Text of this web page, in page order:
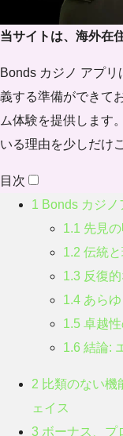
当サイトは、海外在
Bonds カジノ アプ
義する準備ができて
ム体験を提供します
いる理由を少しだけ
目次
1 Bonds カジ
1.1 先見
1.2 伝統
1.3 反復
1.4 あら
1.5 卓越
1.6 結論:
2 比類のない機
ェイス
3 ボーナス、プ